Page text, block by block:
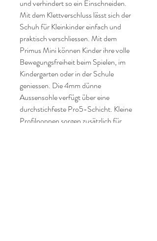
und verhindert so ein Einschneiden.
Mit dem Klettverschluss lässt sich der
Schuh für Kleinkinder einfach und
praktisch verschliessen. Mit dem
Primus Mini können Kinder ihre volle
Bewegungsfreiheit beim Spielen, im
Kindergarten oder in der Schule
geniessen. Die 4mm dünne
Aussensohle verfügt über eine
durchstichfeste Pro5-Schicht. Kleine
Profilnoppen sorgen zusätzlich für